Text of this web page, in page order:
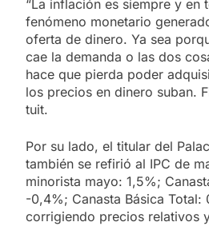
“La inflación es siempre y en
fenómeno monetario
oferta de dinero. Ya sea
cae la demanda o las dos
hace que pierda poder
los precios en dinero suban.
tuit.
Por su lado, el titular del
también se refirió al IPC de
minorista mayo: 1,5%;
-0,4%; Canasta Básica Total:
corrigiendo precios relativos